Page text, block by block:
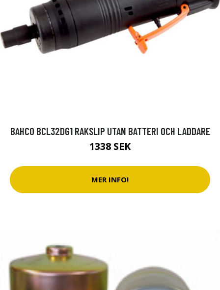
BAHCO BCL32DG1 RAKSLIP UTAN BATTERI OCH LADDARE
1338 SEK
MER INFO!